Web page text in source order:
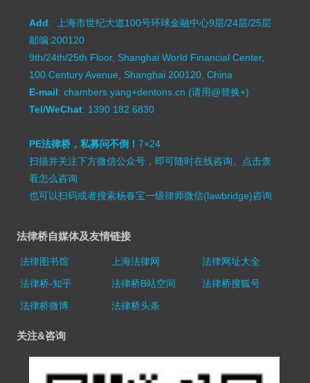
Add: 上海市世纪大道100号环球金融中心9层/24层/25层
邮编:200120
9th/24th/25th Floor, Shanghai World Financial Center,
100 Century Avenue, Shanghai 200120, China
E-mail: chambers.yang+dentons.cn (请用@替换+)
Tel/WeChat: 1390 182 6830
PE法律桥，私募问不倒！7×24
扫描并关注下方微信公众号，即可随时在线咨询。 点击查
看怎么咨询
也可以扫码或者搜索杨春宝一级律师微信(lawbridge)咨询
法律桥自媒体及友情链接
法律图书馆 上海法律网
法律网址大全
法律桥-知乎
法律桥B站空间
法律桥搜狐号
法律桥微博
法律桥头条
关注&咨询